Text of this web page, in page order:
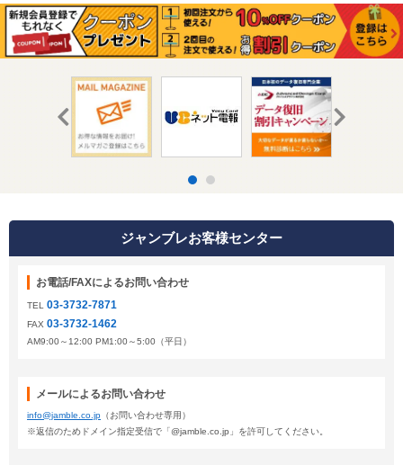
ジャンブレお客様センター
お電話/FAXによるお問い合わせ
TEL 03-3732-7871
FAX 03-3732-1462
AM9:00～12:00 PM1:00～5:00（平日）
メールによるお問い合わせ
info@jamble.co.jp （お問い合わせ専用）
※返信のためドメイン指定受信で「@jamble.co.jp」を許可してください。